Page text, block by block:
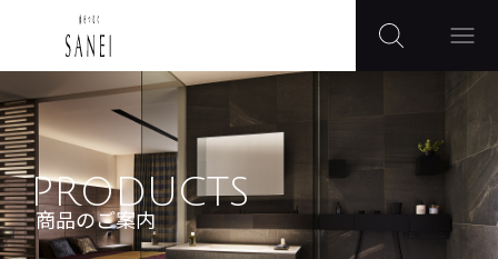
PRODUCTS
商品のご案内